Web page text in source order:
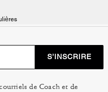
S’INSCRIRE
de Coach et de